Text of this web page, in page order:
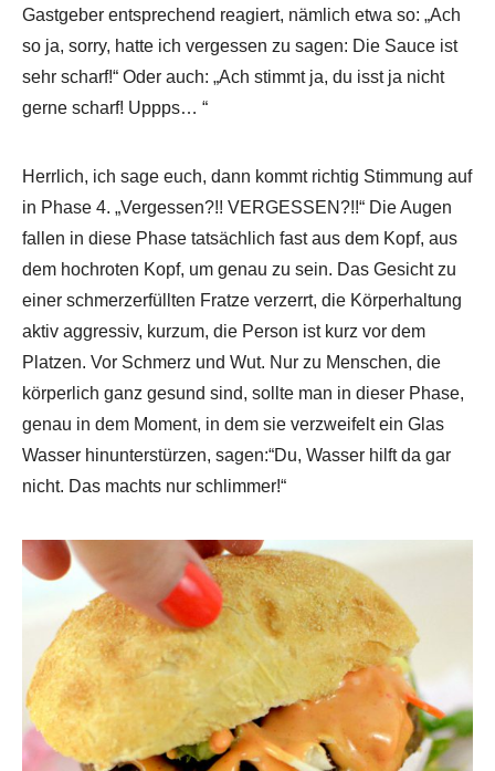
Gastgeber entsprechend reagiert, nämlich etwa so: „Ach
so ja, sorry, hatte ich vergessen zu sagen: Die Sauce ist
sehr scharf!“ Oder auch: „Ach stimmt ja, du isst ja nicht
gerne scharf! Uppps… “
Herrlich, ich sage euch, dann kommt richtig Stimmung auf
in Phase 4. „Vergessen?!! VERGESSEN?!!“ Die Augen
fallen in diese Phase tatsächlich fast aus dem Kopf, aus
dem hochroten Kopf, um genau zu sein. Das Gesicht zu
einer schmerzerfüllten Fratze verzerrt, die Körperhaltung
aktiv aggressiv, kurzum, die Person ist kurz vor dem
Platzen. Vor Schmerz und Wut. Nur zu Menschen, die
körperlich ganz gesund sind, sollte man in dieser Phase,
genau in dem Moment, in dem sie verzweifelt ein Glas
Wasser hinunterstürzen, sagen:“Du, Wasser hilft da gar
nicht. Das machts nur schlimmer!“